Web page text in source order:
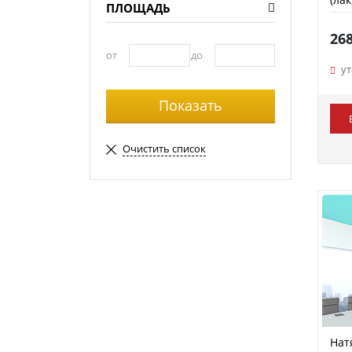
ПЛОЩАДЬ
от до
Очистить список